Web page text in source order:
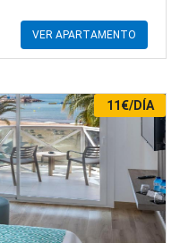
VER APARTAMENTO
11€/DÍA